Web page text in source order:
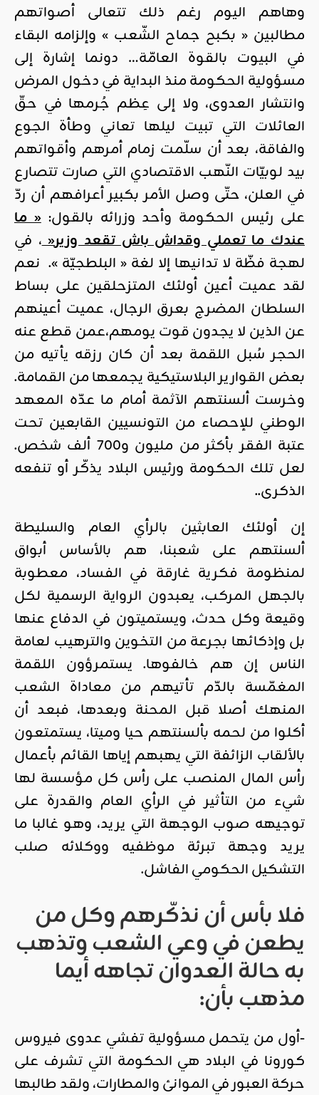
وهاهم اليوم رغم ذلك تتعالى أصواتهم
مطالبين « بكبح جماح الشّعب » وإلزامه البقاء
في البيوت بالقوة العامّة… دونما إشارة إلى
مسؤولية الحكومة منذ البداية في دخول المرض
وانتشار العدوى، ولا إلى عِظم جُرمها في حقّ
العائلات التي تبيت ليلها تعاني وطأة الجوع
والفاقة، بعد أن سلّمت زمام أمرهم وأقواتهم
بيد لوبيّات النّهب الاقتصادي التي صارت تتصارع
في العلن، حتّى وصل الأمر بكبير أعرافهم أن ردّ
على رئيس الحكومة وأحد وزرائه بالقول:«ما
عندك ما تعملي وقداش باش تقعد وزير«، في
لهجة فظّة لا تدانيها إلا لغة « البلطجيّة ». نعم
لقد عميت أعين أولئك المتزحلقين على بساط
السلطان المضرج بعرق الرجال، عميت أعينهم
عن الذين لا يجدون قوت يومهم،عمن قطع عنه
الحجر سُبل اللقمة بعد أن كان رزقه يأتيه من
بعض القوارير البلاستيكية يجمعها من القمامة.
وخرست ألسنتهم الآثمة أمام ما عدّه المعهد
الوطني للإحصاء من التونسيين القابعين تحت
عتبة الفقر بأكثر من مليون و700 ألف شخص.
لعل تلك الحكومة ورئيس البلاد يذكّر أو تنفعه
الذكرى..
إن أولئك العابثين بالرأي العام والسليطة
ألسنتهم على شعبنا، هم بالأساس أبواق
لمنظومة فكرية غارقة في الفساد، معطوبة
بالجهل المركب، يعبدون الرواية الرسمية لكل
وقيعة وكل حدث، ويستميتون في الدفاع عنها
بل وإذكائها بجرعة من التخوين والترهيب لعامة
الناس إن هم خالفوها. يستمرؤون اللقمة
المغمّسة بالدّم تأتيهم من معاداة الشعب
المنهك أصلا قبل المحنة وبعدها، فبعد أن
أكلوا من لحمه بألسنتهم حيا وميتا، يستمتعون
بالألقاب الزائفة التي يهبهم إياها القائم بأعمال
رأس المال المنصب على رأس كل مؤسسة لها
شيء من التأثير في الرأي العام والقدرة على
توجيهه صوب الوجهة التي يريد، وهو غالبا ما
يريد وجهة تبرئة موظفيه ووكلائه صلب
التشكيل الحكومي الفاشل.
فلا بأس أن نذكّرهم وكل من
يطعن في وعي الشعب وتذهب
به حالة العدوان تجاهه أيما
مذهب بأن:
-أول من يتحمل مسؤولية تفشي عدوى فيروس
كورونا في البلاد هي الحكومة التي تشرف على
حركة العبور في الموانئ والمطارات، ولقد طالبها